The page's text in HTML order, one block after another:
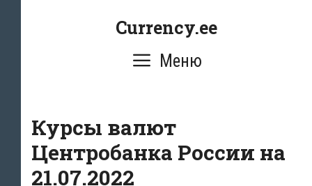
Currency.ee
Меню
Курсы валют
Центробанка России на
21.07.2022